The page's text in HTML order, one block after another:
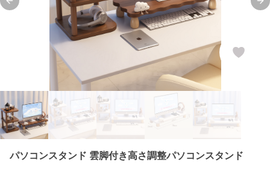
Previous slide
パソコンスタンド 雲脚付き高さ調整パソコンスタンド